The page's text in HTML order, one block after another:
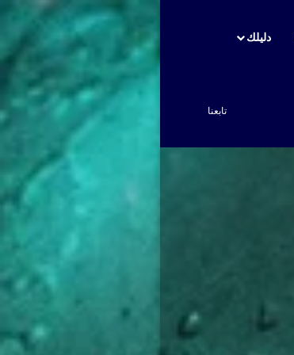
دليلك
تابعنا